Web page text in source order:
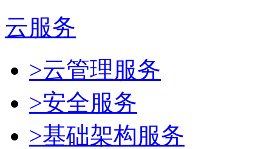
云服务
>云管理服务
>安全服务
>基础架构服务